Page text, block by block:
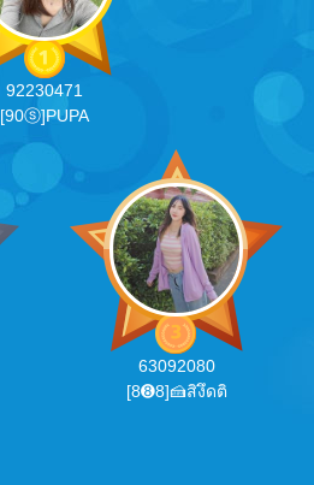
92230471
[90ⓢ]PUPA
63092080
[8➑8]🍰สิงึดติ